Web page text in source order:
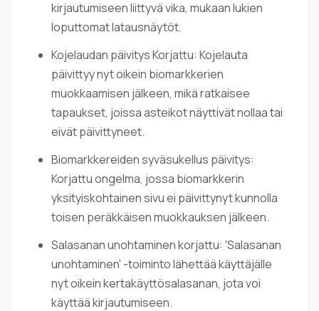
kirjautumiseen liittyvä vika, mukaan lukien
loputtomat latausnäytöt.
Kojelaudan päivitys Korjattu: Kojelauta
päivittyy nyt oikein biomarkkerien
muokkaamisen jälkeen, mikä ratkaisee
tapaukset, joissa asteikot näyttivät nollaa tai
eivät päivittyneet.
Biomarkkereiden syväsukellus päivitys:
Korjattu ongelma, jossa biomarkkerin
yksityiskohtainen sivu ei päivittynyt kunnolla
toisen peräkkäisen muokkauksen jälkeen.
Salasanan unohtaminen korjattu: 'Salasanan
unohtaminen' -toiminto lähettää käyttäjälle
nyt oikein kertakäyttösalasanan, jota voi
käyttää kirjautumiseen.